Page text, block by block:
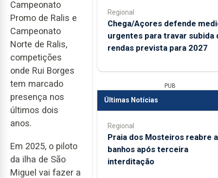
Campeonato
Promo de Ralis e
Campeonato
Norte de Ralis,
competições
onde Rui Borges
tem marcado
presença nos
últimos dois
anos.
Em 2025, o piloto
da ilha de São
Miguel vai fazer a
Regional
Chega/Açores defende
urgentes para travar subida
rendas prevista para 2027
PUB
Últimas Notícias
Regional
Praia dos Mosteiros reabre a
banhos após terceira
interditação